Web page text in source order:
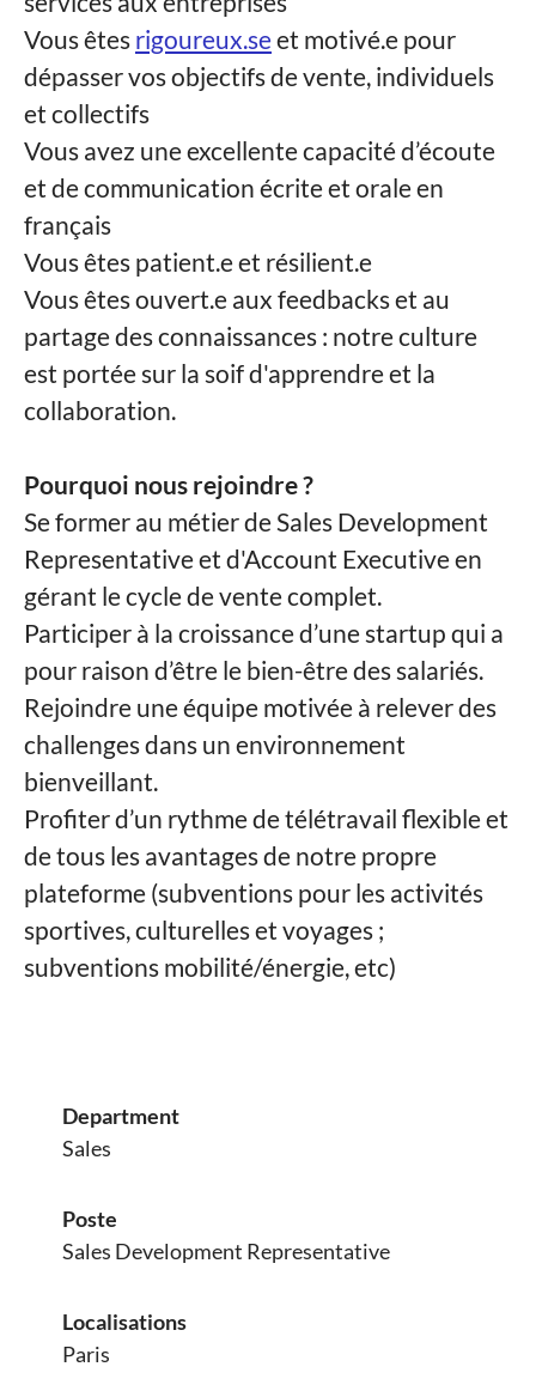
Vous êtes rigoureux.seet motivé.e pour
dépasser vos objectifs de vente, individuels
et collectifs
Vous avez une excellente capacité d’écoute
et de communication écrite et orale en
français
Vous êtes patient.e et résilient.e
Vous êtes ouvert.e aux feedbacks et au
partage des connaissances : notre culture
est portée sur la soif d'apprendre et la
collaboration.
Pourquoi nous rejoindre ?
Se former au métier de Sales Development
Representative et d'Account Executive en
gérant le cycle de vente complet.
Participer à la croissance d’une startup qui a
pour raison d’être le bien-être des salariés.
Rejoindre une équipe motivée à relever des
challenges dans un environnement
bienveillant.
Profiter d’un rythme de télétravail flexible et
de tous les avantages de notre propre
plateforme (subventions pour les activités
sportives, culturelles et voyages ;
subventions mobilité/énergie, etc)
Department
Sales
Poste
Sales Development Representative
Localisations
Paris